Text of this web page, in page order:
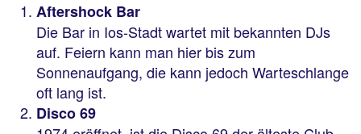
Aftershock Bar
Die Bar in Ios-Stadt wartet mit bekannten DJs
auf. Feiern kann man hier bis zum
Sonnenaufgang, die kann jedoch Warteschlange
oft lang ist.
Disco 69